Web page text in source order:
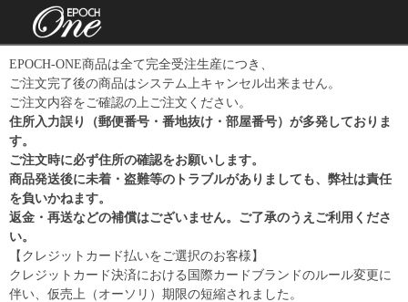
EPOCH-ONE商品は全て完全受注生産につき、
ご注文完了後の商品はシステム上キャンセル出来ません。
ご注文内容をご確認の上ご注文ください。
住所入力誤り（郵便番号・番地抜け・部屋番号）が多発しておりま
す。
ご注文時に必ず住所の確認をお願いします。
商品発送後に未着・盗難等のトラブルがありましても、弊社は責任
を負いかねます。
返金・再送などの補償はございません。ご了承のうえご利用くださ
い。
【クレジットカード払いをご選択のお客様】
クレジットカード決済における国際カードブランドのルール変更に
伴い、仮売上（オーソリ）期限の短縮されました。